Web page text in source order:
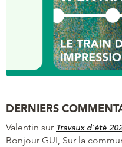
DERNIERS
Valentin sur Travaux d’été
Bonjour GUI, Sur la